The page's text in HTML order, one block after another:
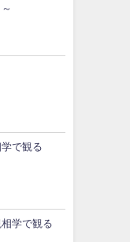
で観る
学で観る